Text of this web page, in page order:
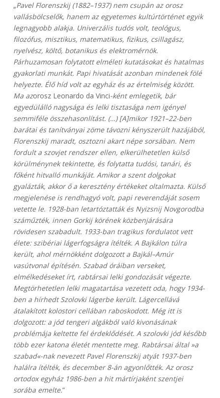
„Pavel Florenszkij (1882–1937) nem csupán az orosz
vallásbölcselők, hanem az egyetemes kultúrtörténet egyik
legnagyobb alakja. Univerzális tudós volt, teológus,
filozófus, misztikus, matematikus, fizikus, csillagász,
nyelvész, költő, botanikus és elektromérnök.
Párhuzamosan folytatott elméleti kutatásokat és hatalmas
gyakorlati munkát. Papi hivatását azonban mindenek fölé
helyezte. Élő híd volt az egyház és az értelmiség között.
Ma azorosz Leonardo da Vinci-ként emlegetik, bár
egyedülálló nagysága és lelki tisztasága nem igényel
semmiféle összehasonlítást. (…) [A]mikor 1921–22-ben
barátai és tanítványai zöme távozni kényszerült hazájából,
Florenszkij maradt, osztozni akart népe sorsában. Nem
fordult a szovjet rendszer ellen, elkerülhetetlen külső
körülménynek tekintette, és folytatta tudósi, tanári, és
főként hitvalló munkáját. Amikor a szent dolgokat
gyalázták, akkor ő a keresztény értékeket oltalmazta. Külső
megjelenése is rendhagyó volt, papi reverendáját sosem
vetette le. 1928-ban letartóztatták és Nyizsnij Novgorodba
száműzték, innen Gorkij körének közbenjárására
rövidesen szabadult. 1933-ban tragikus fordulatot vett
élete: szibériai lágerfogságra ítélték. A Bajkálon túlra
került, ahol mérnökként dolgozott a Bajkál–Amúr
vasútvonal építésén. Szabad óráiban verseket,
elmélkedéseket írt, rabtársai lelki gondozását végezte.
Megtörhetetlen lelki magatartása vezetett oda, hogy 1934-
ben a hírhedt Szolovki lágerbe került. Lágercellává
átalakított kolostori cellában raboskodott. Még itt is
dolgozott: a jód tengeri algákból való kivonásának
problémája keltette fel érdeklődését. A szolovki jód később
több ezer katona életét mentette meg. Rabtársai által »a
szabad«-nak nevezett Pavel Florenszkij atyát 1937-ben
halálra ítélték, és december 8-án agyonlőtték. Az orosz
ortodox egyház 1986-ben a hit mártírjaként szentjei
sorába emelte.”